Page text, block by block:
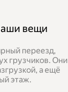
вещи
переезд,
грузчиков. Они
а ещё
этаж.